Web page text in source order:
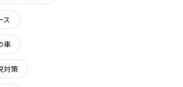
ス
車
対策